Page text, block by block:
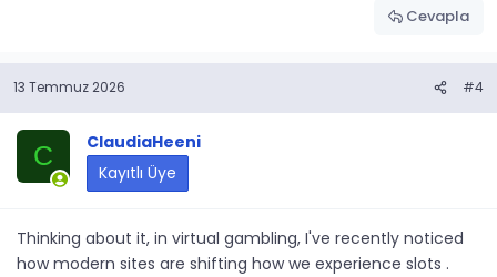
Cevapla
13 Temmuz 2026 #4
C
ClaudiaHeeni
Kayıtlı Üye
Thinking about it, in virtual gambling, I've recently noticed
how modern sites are shifting how we experience slots .